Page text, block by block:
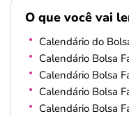
O que você vai
Calendário do
Calendário Bolsa
Calendário Bolsa
Calendário Bolsa
Calendário Bolsa